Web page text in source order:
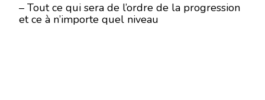
– Tout ce qui sera de l’ordre de la progression
et ce à n’importe quel niveau